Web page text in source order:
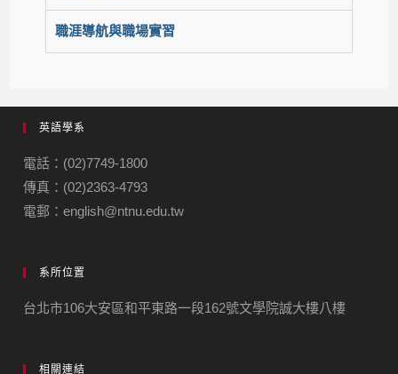
職涯導航與職場實習
英語學系
電話：(02)7749-1800
傳真：(02)2363-4793
電郵：english@ntnu.edu.tw
系所位置
台北市106大安區和平東路一段162號文學院誠大樓八樓
相關連結